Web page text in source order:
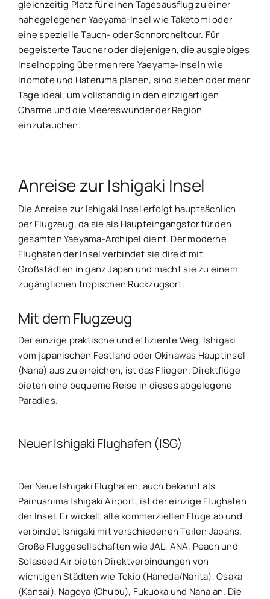
gleichzeitig Platz für einen Tagesausflug zu einer
nahegelegenen Yaeyama-Insel wie Taketomi oder
eine spezielle Tauch- oder Schnorcheltour. Für
begeisterte Taucher oder diejenigen, die ausgiebiges
Inselhopping über mehrere Yaeyama-Inseln wie
Iriomote und Hateruma planen, sind sieben oder mehr
Tage ideal, um vollständig in den einzigartigen
Charme und die Meereswunder der Region
einzutauchen.
Anreise zur Ishigaki Insel
Die Anreise zur Ishigaki Insel erfolgt hauptsächlich
per Flugzeug, da sie als Haupteingangstor für den
gesamten Yaeyama-Archipel dient. Der moderne
Flughafen der Insel verbindet sie direkt mit
Großstädten in ganz Japan und macht sie zu einem
zugänglichen tropischen Rückzugsort.
Mit dem Flugzeug
Der einzige praktische und effiziente Weg, Ishigaki
vom japanischen Festland oder Okinawas Hauptinsel
(Naha) aus zu erreichen, ist das Fliegen. Direktflüge
bieten eine bequeme Reise in dieses abgelegene
Paradies.
Neuer Ishigaki Flughafen (ISG)
Der Neue Ishigaki Flughafen, auch bekannt als
Painushima Ishigaki Airport, ist der einzige Flughafen
der Insel. Er wickelt alle kommerziellen Flüge ab und
verbindet Ishigaki mit verschiedenen Teilen Japans.
Große Fluggesellschaften wie JAL, ANA, Peach und
Solaseed Air bieten Direktverbindungen von
wichtigen Städten wie Tokio (Haneda/Narita), Osaka
(Kansai), Nagoya (Chubu), Fukuoka und Naha an. Die